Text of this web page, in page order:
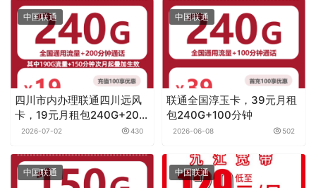
中国联通
四川市内办理联通四川远风
卡，19元月租包240G+200
分钟
2026-07-02 430
中国联通
联通全国淳玉卡，39元月租
包240G+100分钟
2026-06-08 502
中国联通 中国联通